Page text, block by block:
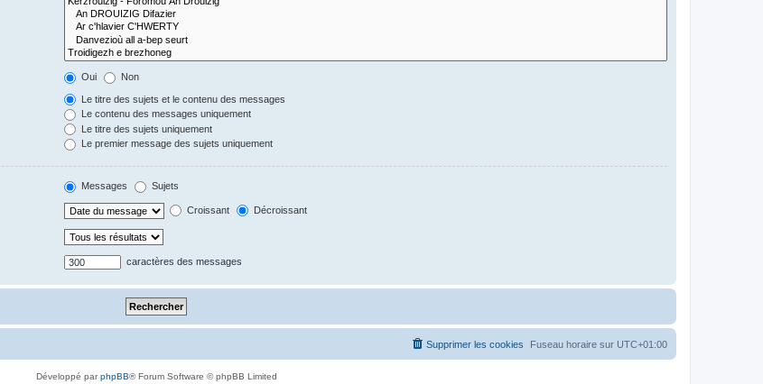
Oui Non
Le titre des sujets et le contenu des messages
Le contenu des messages uniquement
Le titre des sujets uniquement
Le premier message des sujets uniquement
Messages Sujets
Croissant Décroissant
caractères des messages
Fuseau horaire sur UTC+01:00
Supprimer les cookies
Développé parphpBB® Forum Software © phpBB Limited